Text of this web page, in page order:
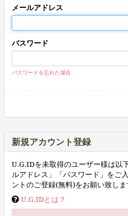
メールアドレス
パスワード
パスワードを忘れた場合
新規アカウント登録
U.G.IDを未取得のユーザー様は以
ルアドレス」「パスワード」をご
ントのご登録(無料)をお願い致しま
U.G.IDとは？